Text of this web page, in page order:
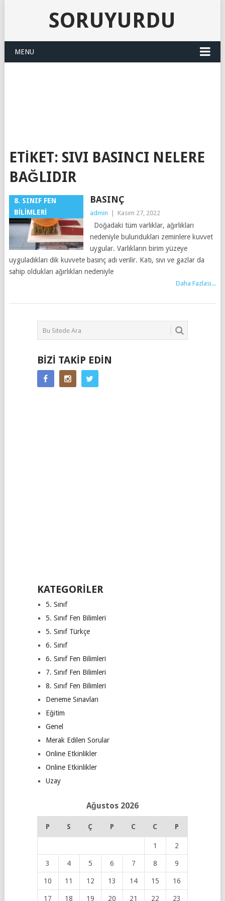
SORUYURDU
MENU
ETIKET: SIVI BASINCI NELERE
BAĞLIDIR
8. SINIF FEN
BILIMLERI
BASINÇ
admin Kasım 27, 2022
Doğadaki tüm varlıklar, ağırlıkları
nedeniyle bulundukları zeminlere kuvvet
uygular. Varlıkların birim yüzeye
uyguladıkları dik kuvvete basınç adı verilir. Katı, sıvı ve gazlar da
sahip oldukları ağırlıkları nedeniyle
Daha Fazlası...
BIZI TAKIP EDIN
KATEGORILER
5. Sınıf
5. Sınıf Fen Bilimleri
5. Sınıf Türkçe
6. Sınıf
6. Sınıf Fen Bilimleri
7. Sınıf Fen Bilimleri
8. Sınıf Fen Bilimleri
Deneme Sınavları
Eğitim
Genel
Merak Edilen Sorular
Online Etkinlikler
Online Etkinlikler
Uzay
Ağustos 2026
P S Ç P C C P
1 2
3 4 5 6 7 8 9
10 11 12 13 14 15 16
17 18 19 20 21 22 23